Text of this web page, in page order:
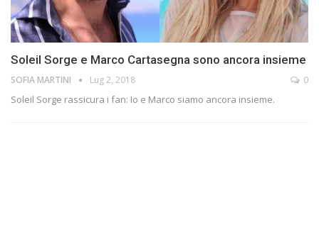
Soleil Sorge e Marco Cartasegna sono ancora insieme
SOFIA MARTINI Lug 2, 2018 0
Soleil Sorge rassicura i fan: Io e Marco siamo ancora insieme.